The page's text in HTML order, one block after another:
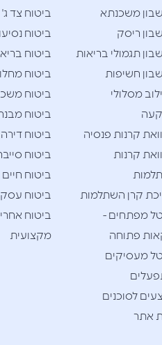
משכנתא
ריסק
תגמולי בריאות
חשיפות
מסלולי
קרנות פנסיה
קרנות
קרן השתלמות
מפתחים -
פתוחה
מעסיקים
לסוכנים
אתר
ביטוח צד ג'
ביטוח
ביטוח
ביטוח
ביטוח
ביטוח
ביטוח דירה
ביטוח
ביטוח חיים
ביטוח עסק
ביטוח
מקצועית